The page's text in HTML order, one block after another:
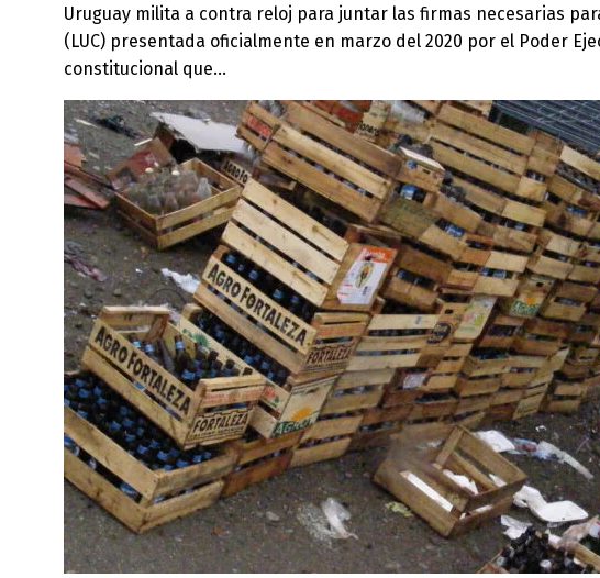
Uruguay milita a contra reloj para juntar las firmas necesarias
(LUC) presentada oficialmente en marzo del 2020 por el Poder
constitucional que…